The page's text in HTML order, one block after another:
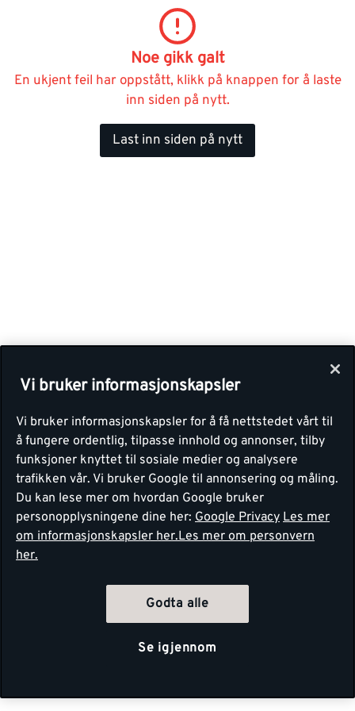
Noe gikk galt
En ukjent feil har oppstått, klikk på knappen for å laste
inn siden på nytt.
Last inn siden på nytt
Vi bruker informasjonskapsler
Vi bruker informasjonskapsler for å få nettstedet vårt til
å fungere ordentlig, tilpasse innhold og annonser, tilby
funksjoner knyttet til sosiale medier og analysere
trafikken vår. Vi bruker Google til annonsering og måling.
Du kan lese mer om hvordan Google bruker
personopplysningene dine her: Google Privacy Les mer
om informasjonskapsler her.Les mer om personvern
her.
Godta alle
Se igjennom